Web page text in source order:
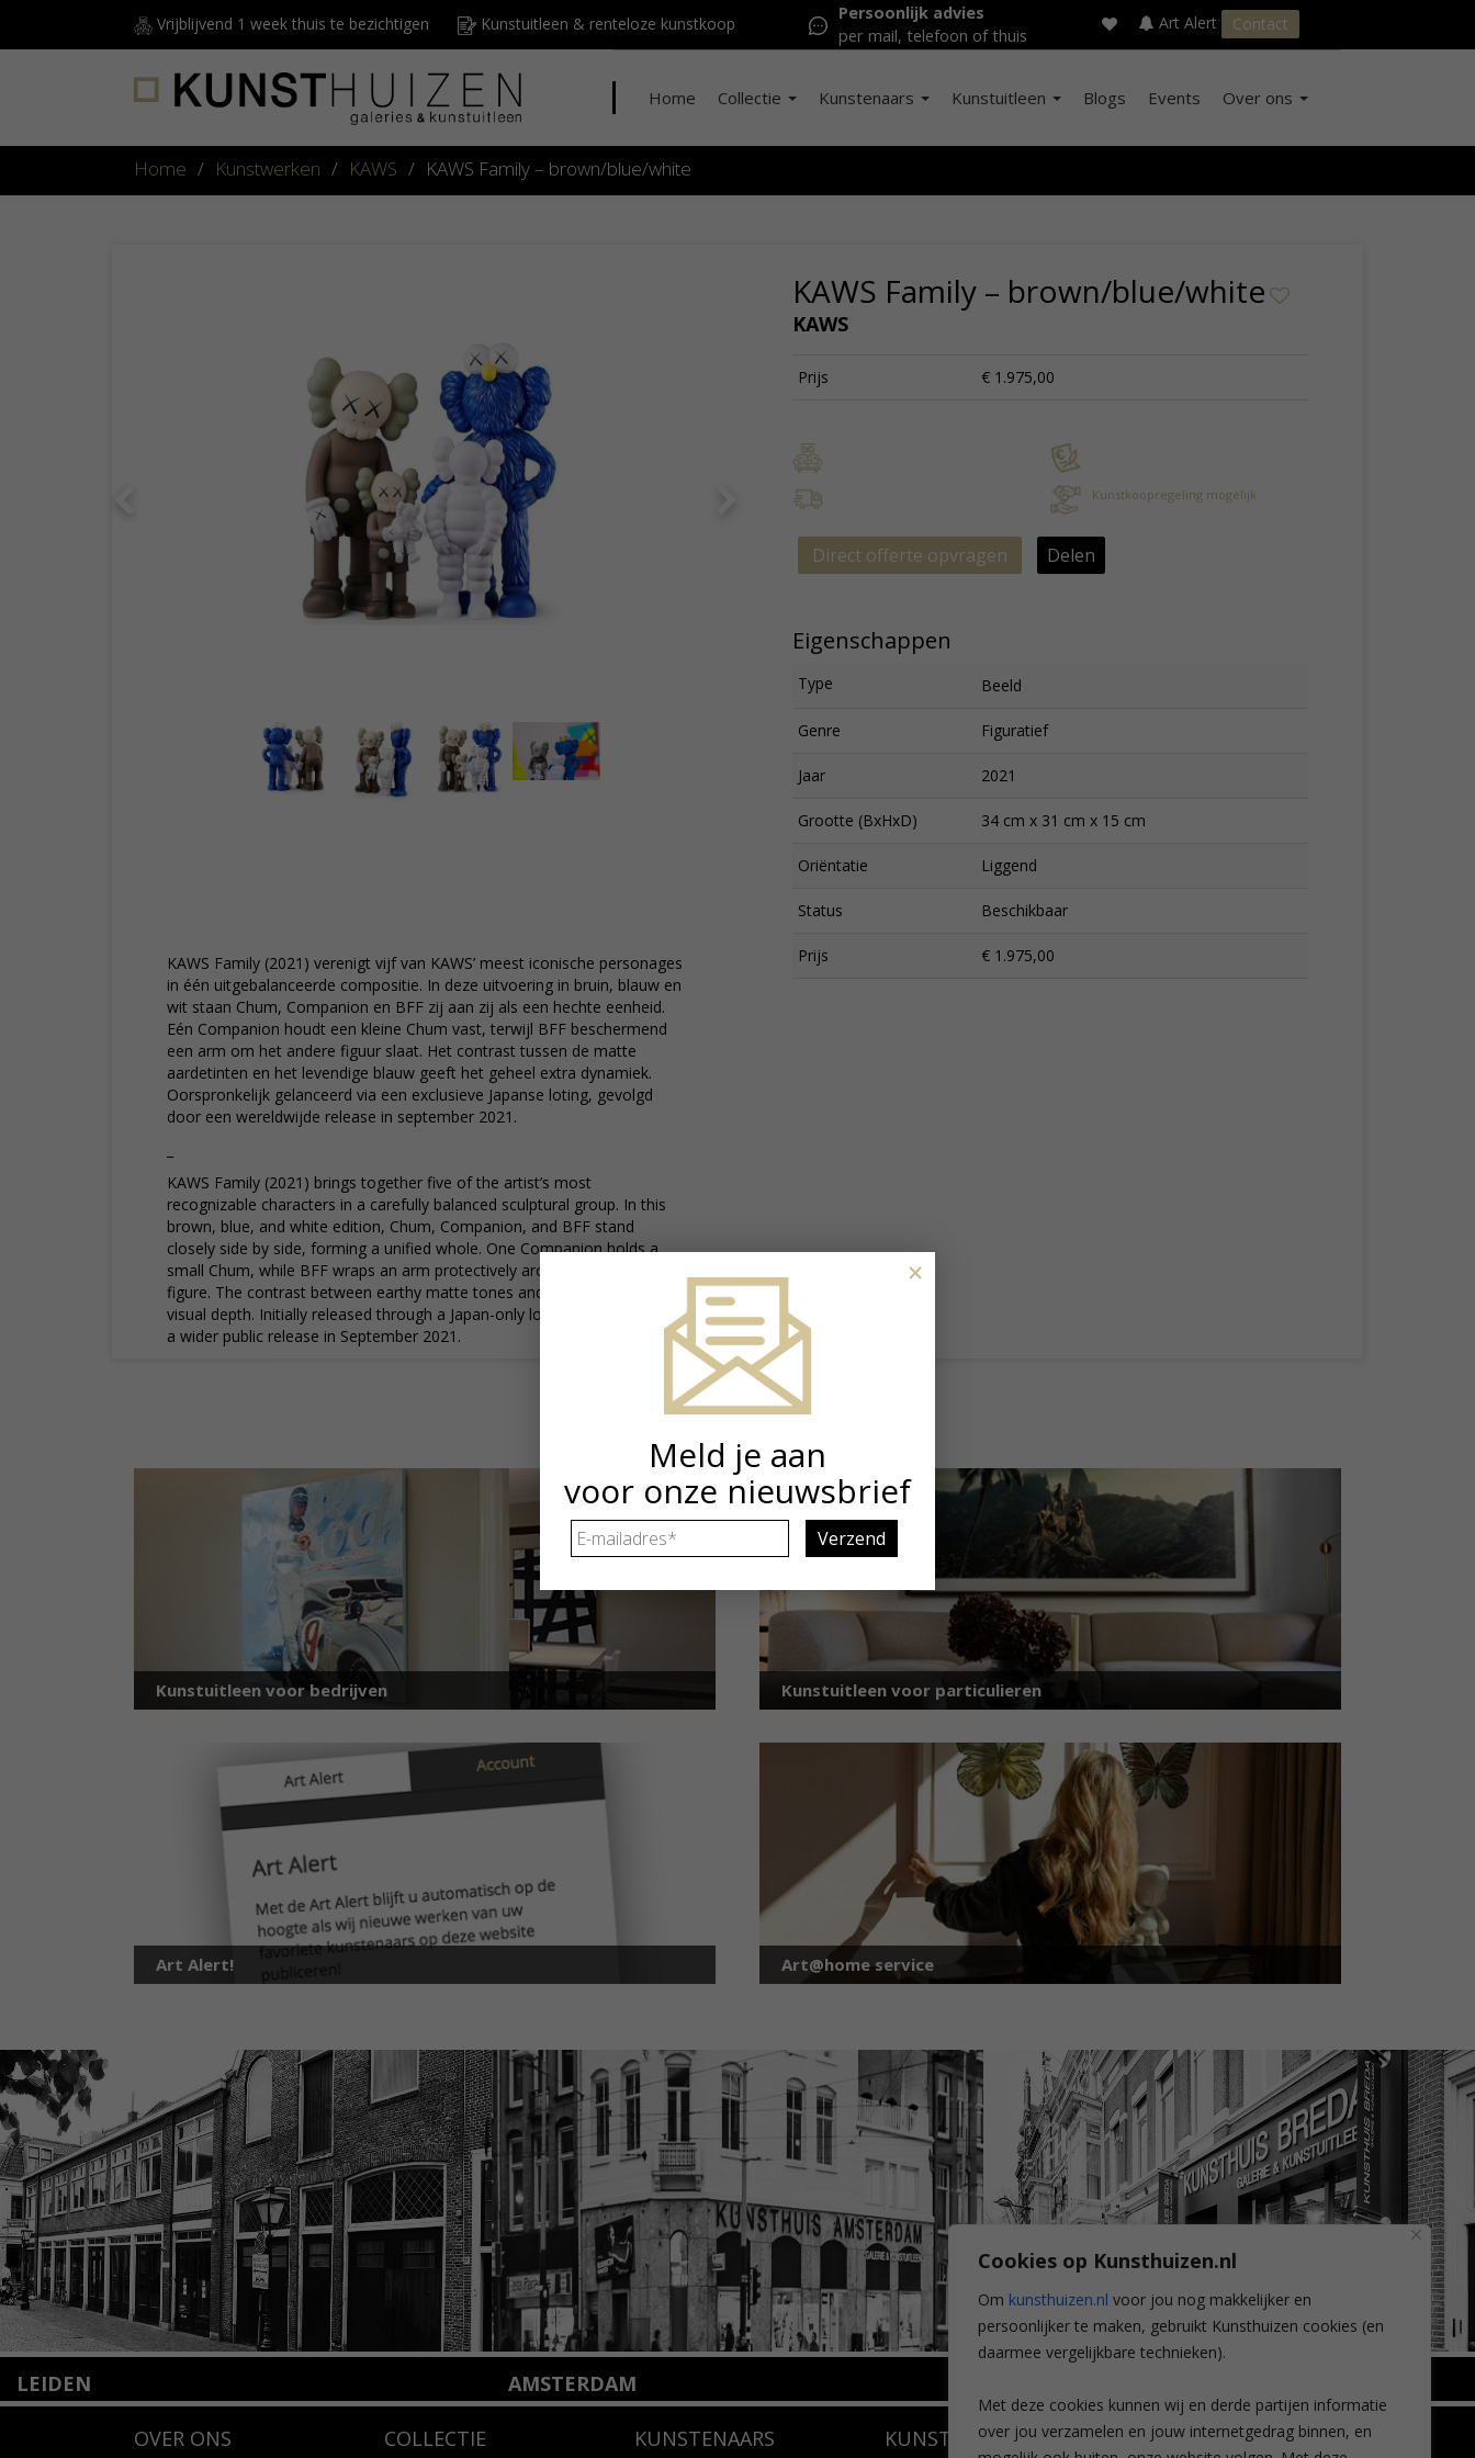
Cookies op Kunsthuizen.nl
Om kunsthuizen.nl voor jou nog makkelijker en
persoonlijker te maken, gebruikt Kunsthuizen cookies (en
daarmee vergelijkbare technieken).
Met deze cookies kunnen wij en derde partijen informatie
over jou verzamelen en jouw internetgedrag binnen, en
Vrijblijvend 1 week thuis te bezichtigen Kunstuitleen & renteloze kunstkoop
Persoonlijk advies
per mail, telefoon of thuis
Art Alert Contact
Home Collectie Kunstenaars Kunstuitleen Blogs Events Over ons
Home / Kunstwerken / KAWS / KAWS Family – brown/blue/white
KAWS Family (2021) verenigt vijf van KAWS’ meest iconische personages
in één uitgebalanceerde compositie. In deze uitvoering in bruin, blauw en
wit staan Chum, Companion en BFF zij aan zij als een hechte eenheid.
Eén Companion houdt een kleine Chum vast, terwijl BFF beschermend
een arm om het andere figuur slaat. Het contrast tussen de matte
aardetinten en het levendige blauw geeft het geheel extra dynamiek.
Oorspronkelijk gelanceerd via een exclusieve Japanse loting, gevolgd
door een wereldwijde release in september 2021.
KAWS Family (2021) brings together five of the artist’s most
recognizable characters in a carefully balanced sculptural group. In this
brown, blue, and white edition, Chum, Companion, and BFF stand
closely side by side, forming a unified whole. One Companion holds a
small Chum, while BFF wraps an arm protectively around the other
figure. The contrast between earthy matte tones and vibrant blue adds
visual depth. Initially released through a Japan-only lottery, the piece saw
a wider public release in September 2021.
KAWS Family – brown/blue/white
KAWS
Prijs € 1.975,00
Kunstkoopregeling mogelijk
Direct offerte opvragen Delen
Eigenschappen
Type Beeld
Genre Figuratief
Jaar 2021
Grootte (BxHxD) 34 cm x 31 cm x 15 cm
Oriëntatie Liggend
Status Beschikbaar
Prijs € 1.975,00
Kunstuitleen voor bedrijven Kunstuitleen voor particulieren
Art Alert! Art@home service
LEIDEN AMSTERDAM
1075 VX Amsterdam
Wilhelminastraat 11
4818 SB Breda
OVER ONS COLLECTIE KUNSTENAARS KUNSTUITLEEN CONTACT
Meld je aan
voor onze nieuwsbrief
E-
mailadres *
×